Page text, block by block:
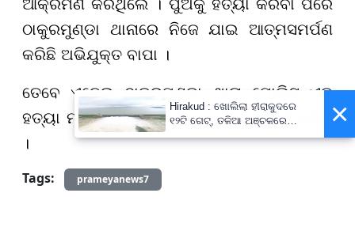
ଆକ୍ରମଣ କରିଥିଲେ । ପୁଅକୁ ହତ୍ୟା କରିବା ପରେ
ଠାକୁରମୁଣ୍ଡା ଥାନାରେ ନିଜେ ଯାଇ ଆତ୍ମସମର୍ପଣ
କରିଛି ଅଭିଯୁକ୍ତ ବାପା ।
ତେବେ ଏନେଇ ଠାକୁରମୁଣ୍ଡା ଥାନା ପୋଲିସ ଏକ
ହତ୍ୟା ମାମଲା ରୁରୁ କରି ଅଧିକ ତଦନ୍ତ ଜାରି ରଖିଛି
।
Tags:
prameyanews7
×
Hirakud : ଖୋଲିଲା ହୀରାକୁଦରେ
୧୨ଟି ଗେଟ୍‌, ତଳିଆ ଅଞ୍ଚଳରେ
ବନ୍ୟା ନେଇ ଆଲର୍ଟ !